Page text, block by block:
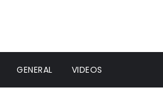
GENERAL VIDEOS